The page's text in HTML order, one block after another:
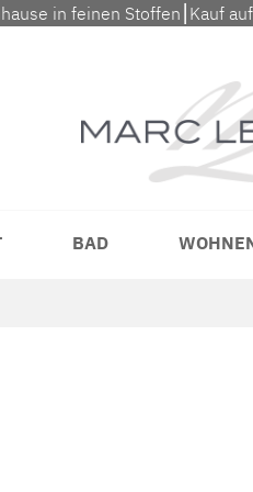
in feinen Stoffen⎮Kauf
BAD